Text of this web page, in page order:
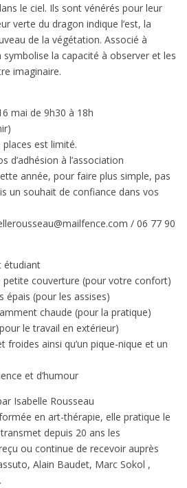
le ciel. Ils sont vénérés pour leur
verte du dragon indique l’est, la
de la végétation. Associé à
symbolise la capacité à observer et les
imaginaire.
mai de 9h30 à 18h
est limité.
d’adhésion à l’association
année, pour faire plus simple, pas
un souhait de confiance dans vos
/ 06 77 90
étudiant
petite couverture (pour votre confort)
épais (pour les assises)
chaude (pour la pratique)
le travail en extérieur)
froides ainsi qu’un pique-nique et un
et d’humour
Isabelle Rousseau
en art-thérapie, elle pratique le
depuis 20 ans les
ou continue de recevoir auprès
Alain Baudet, Marc Sokol ,